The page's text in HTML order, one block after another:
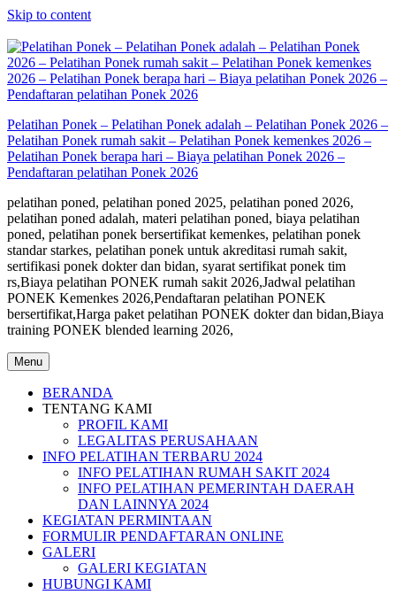
Skip to content
Pelatihan Ponek – Pelatihan Ponek adalah – Pelatihan Ponek 2026 –
Pelatihan Ponek rumah sakit – Pelatihan Ponek kemenkes 2026 –
Pelatihan Ponek berapa hari – Biaya pelatihan Ponek 2026 –
Pendaftaran pelatihan Ponek 2026
pelatihan poned, pelatihan poned 2025, pelatihan poned 2026,
pelatihan poned adalah, materi pelatihan poned, biaya pelatihan
poned, pelatihan ponek bersertifikat kemenkes, pelatihan ponek
standar starkes, pelatihan ponek untuk akreditasi rumah sakit,
sertifikasi ponek dokter dan bidan, syarat sertifikat ponek tim
rs,Biaya pelatihan PONEK rumah sakit 2026,Jadwal pelatihan
PONEK Kemenkes 2026,Pendaftaran pelatihan PONEK
bersertifikat,Harga paket pelatihan PONEK dokter dan bidan,Biaya
training PONEK blended learning 2026,
Menu
BERANDA
TENTANG KAMI
PROFIL KAMI
LEGALITAS PERUSAHAAN
INFO PELATIHAN TERBARU 2024
INFO PELATIHAN RUMAH SAKIT 2024
INFO PELATIHAN PEMERINTAH DAERAH
DAN LAINNYA 2024
KEGIATAN PERMINTAAN
FORMULIR PENDAFTARAN ONLINE
GALERI
GALERI KEGIATAN
HUBUNGI KAMI